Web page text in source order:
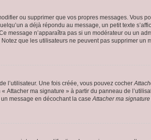
ou supprimer que vos propres messages.
a déjà répondu au message, un petit texte
message n’apparaîtra pas si un modérateur ou un
que les utilisateurs ne peuvent pas supprimer un
l’utilisateur. Une fois créée, vous pouvez cocher
Attacher ma signature » à partir du panneau de
message en décochant la caseAttacher ma signature